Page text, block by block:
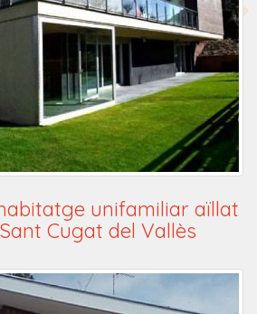
unifamiliar aïllat
Cugat del Vallès